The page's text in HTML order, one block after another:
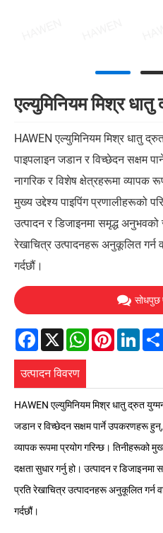
एल्युमिनियम मिश्र
HAWEN एल्युमिनियम मिश्र धातु
पाइपलाइन जडान र विच्छेदन सक्षम
नागरिक र विशेष क्षेत्रहरूमा व्यापक
मुख्य उद्देश्य पाइपिंग प्रणालीहरूको
उत्पादन र डिजाइनमा समृद्ध
रेखाचित्र उत्पादनहरू अनुकूलित गर्न
गर्दछौं।
सोधपुछ
Facebook
X WhatsApp
Pinterest
उत्पादन विवरण
HAWEN एल्युमिनियम मिश्र धातु द्रुत
जडान र विच्छेदन सक्षम पार्ने उपकरणहरू हुन्,
व्यापक रूपमा प्रयोग गरिन्छ। तिनीहरूको
दक्षता सुधार गर्नु हो। उत्पादन र
प्रति रेखाचित्र उत्पादनहरू अनुकूलित गर्न
गर्दछौं।